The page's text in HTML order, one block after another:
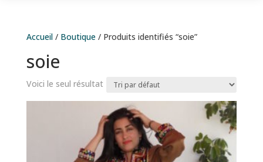
Accueil/ Boutique/ Produits identifiés “soie”
soie
Voici le seul résultat